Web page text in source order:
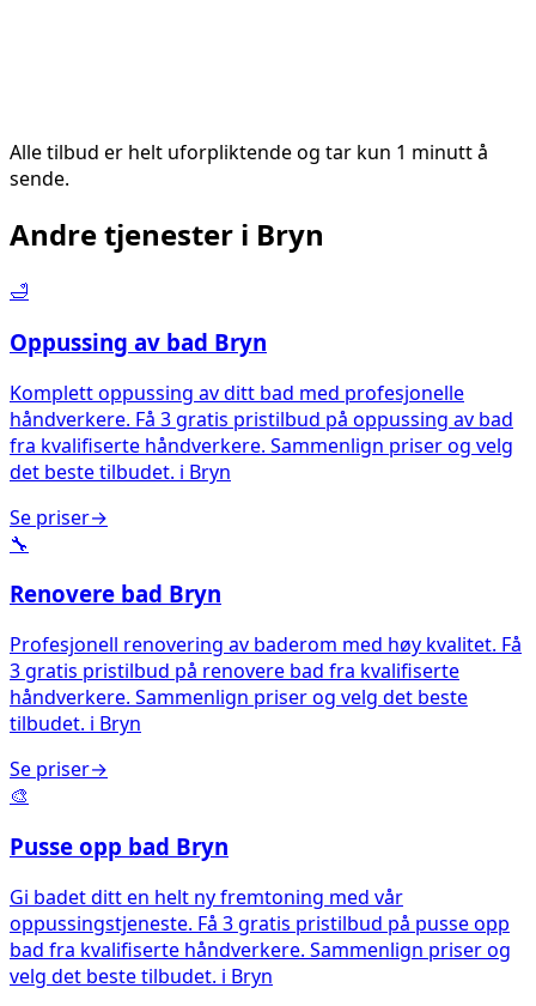
Alle tilbud er helt uforpliktende og tar kun 1 minutt å
sende.
Andre tjenester i Bryn
🛁
Oppussing av bad Bryn
Komplett oppussing av ditt bad med profesjonelle
håndverkere. Få 3 gratis pristilbud på oppussing av bad
fra kvalifiserte håndverkere. Sammenlign priser og velg
det beste tilbudet. i Bryn
Se priser→
🔧
Renovere bad Bryn
Profesjonell renovering av baderom med høy kvalitet. Få
3 gratis pristilbud på renovere bad fra kvalifiserte
håndverkere. Sammenlign priser og velg det beste
tilbudet. i Bryn
Se priser→
🎨
Pusse opp bad Bryn
Gi badet ditt en helt ny fremtoning med vår
oppussingstjeneste. Få 3 gratis pristilbud på pusse opp
bad fra kvalifiserte håndverkere. Sammenlign priser og
velg det beste tilbudet. i Bryn